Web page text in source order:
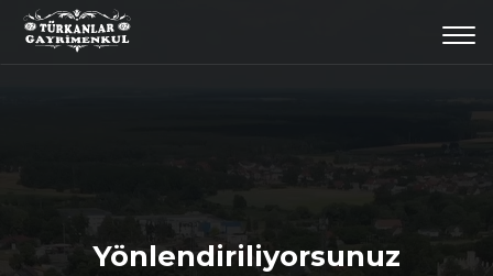
Yönlendiriliyorsunuz